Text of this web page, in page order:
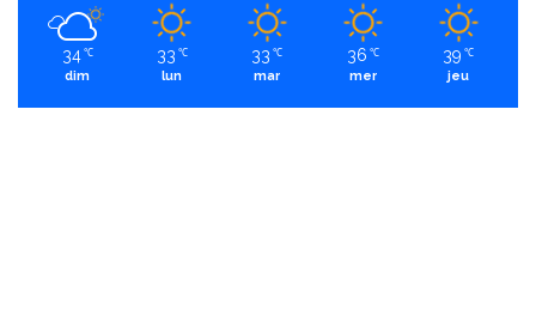
34 ℃
dim
33 ℃
lun
33 ℃
mar
36 ℃
mer
39 ℃
jeu